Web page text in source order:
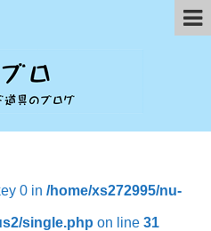
0 in /home/xs272995/nu-
single.php on line 31